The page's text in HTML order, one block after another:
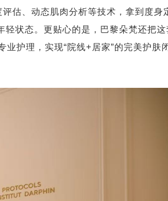
估、动态肌肉分析等技术，拿到度身
轻状态。更贴心的是，巴黎朵梵还把
业护理，实现“院线+居家”的完美护肤